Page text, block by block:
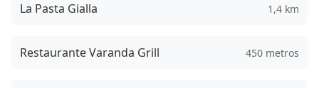
La Pasta Gialla 1,4 km
Restaurante Varanda Grill 450 metros